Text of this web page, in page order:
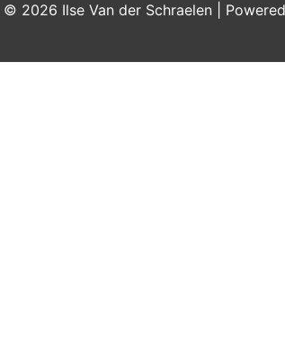
© 2026 Ilse Van der Schraelen |